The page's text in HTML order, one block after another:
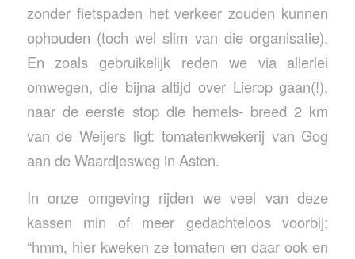
zonder fietspaden het verkeer zouden kunnen
ophouden (toch wel slim van die organisatie).
En zoals gebruikelijk reden we via allerlei
omwegen, die bijna altijd over Lierop gaan(!),
naar de eerste stop die hemels- breed 2 km
van de Weijers ligt: tomatenkwekerij van Gog
aan de Waardjesweg in Asten.
In onze omgeving rijden we veel van deze
kassen min of meer gedachteloos voorbij;
“hmm, hier kweken ze tomaten en daar ook en